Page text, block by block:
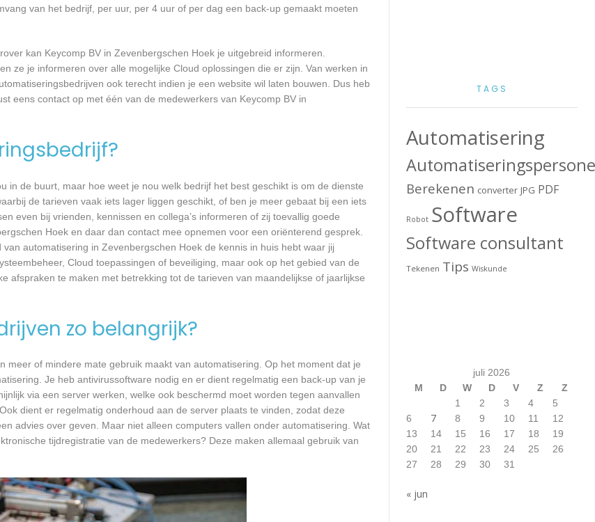
van het bedrijf, per uur, per 4 uur of per dag een back-up gemaakt moeten
kan Keycomp BV in Zevenbergschen Hoek je uitgebreid informeren.
ze je informeren over alle mogelijke Cloud oplossingen die er zijn. Van werken in
ook terecht indien je een website wil laten bouwen. Dus heb
eens contact op met één van de medewerkers van Keycomp BV in
in de buurt, maar hoe weet je nou welk bedrijf het best geschikt is om de dienste
de tarieven vaak iets lager liggen geschikt, of ben je meer gebaat bij een iets
even bij vrienden, kennissen en collega’s informeren of zij toevallig goede
Hoek en daar dan contact mee opnemen voor een oriënterend gesprek.
automatisering in Zevenbergschen Hoek de kennis in huis hebt waar jij
Cloud toepassingen of beveiliging, maar ook op het gebied van de
afspraken te maken met betrekking tot de tarieven van maandelijkse of jaarlijkse
zo belangrijk?
of mindere mate gebruik maakt van automatisering. Op het moment dat je
Je heb antivirussoftware nodig en er dient regelmatig een back-up van je
via een server werken, welke ook beschermd moet worden tegen aanvallen
dient er regelmatig onderhoud aan de server plaats te vinden, zodat deze
advies over geven. Maar niet alleen computers vallen onder automatisering. Wat
tijdregistratie van de medewerkers? Deze maken allemaal gebruik van
TAGS
Automatisering
Berekenen converter JPG PDF
Robot Software
Software consultant
Tekenen Tips Wiskunde
juli 2026
M
D W D V Z
Z
1
2 3 4
5
6
7 8 9 10 11
12
13
14 15 16 17 18
19
20
21 22 23 24 25
26
27
28 29 30 31
« jun